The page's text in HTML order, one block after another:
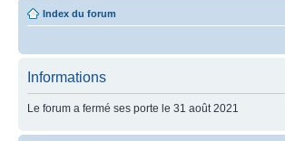
Index du forum
Informations
Le forum a fermé ses porte le 31 août 2021